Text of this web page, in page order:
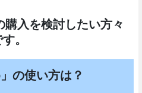
入を検討したい方々
。
の使い方は？